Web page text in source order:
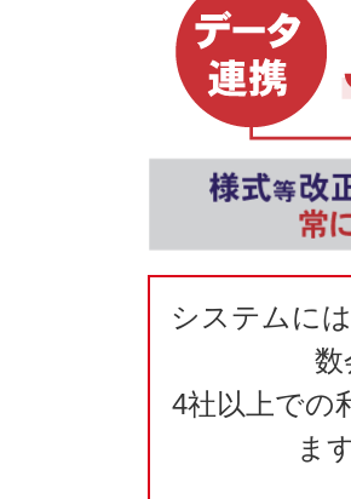
システムに
数
4社以上での
ま